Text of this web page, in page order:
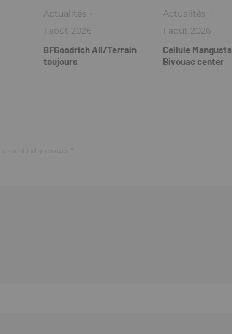
Actualités ·
1 août 2026
BFGoodrich All/Terrain
toujours
Actualités ·
1 août 2026
Cellule Mangusta
Bivouac center